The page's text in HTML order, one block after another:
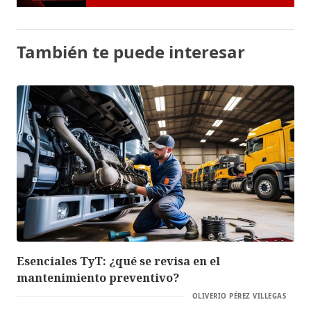
También te puede interesar
Esenciales TyT: ¿qué se revisa en el
mantenimiento preventivo?
OLIVERIO PÉREZ VILLEGAS